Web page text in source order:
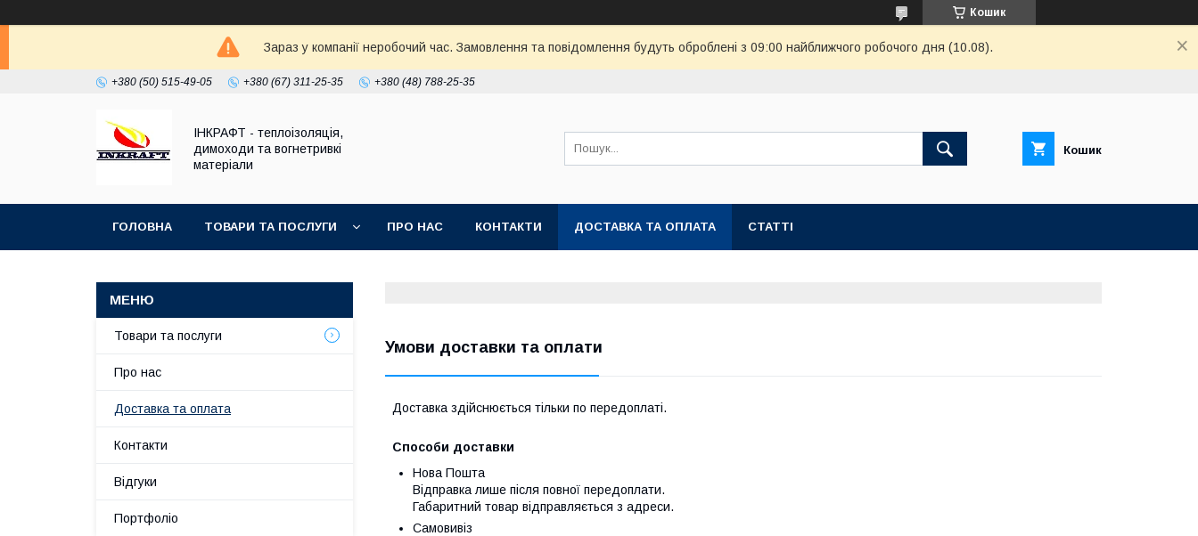
Кошик
Зараз у компанії неробочий час. Замовлення та повідомлення будуть оброблені з 09:00 найближчого робочого дня (10.08).
+380 (50) 515-49-05 +380 (67) 311-25-35 +380 (48) 788-25-35
ІНКРАФТ - теплоізоляція,
димоходи та вогнетривкі
матеріали
Кошик
ГОЛОВНА ТОВАРИ ТА ПОСЛУГИ ПРО НАС КОНТАКТИ ДОСТАВКА ТА ОПЛАТА СТАТТІ
Умови доставки та оплати
Доставка здійснюється тільки по передоплаті.
Способи доставки
Нова Пошта
Відправка лише після повної передоплати.
Габаритний товар відправляється з адреси.
Самовивіз
Товари та послуги
Про нас
Доставка та оплата
Контакти
Відгуки
Портфоліо